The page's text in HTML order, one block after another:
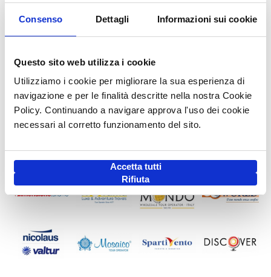
Consenso Dettagli Informazioni sui cookie
Questo sito web utilizza i cookie
Utilizziamo i cookie per migliorare la sua esperienza di
navigazione e per le finalità descritte nella nostra Cookie
Policy. Continuando a navigare approva l'uso dei cookie
necessari al corretto funzionamento del sito.
Accetta tutti
Rifiuta